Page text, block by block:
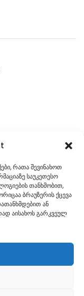
რათა შევინახოთ
საუკეთესო
თანხმობით,
ბრაუზერის ქცევა
ან
აისახოს გარკვეულ